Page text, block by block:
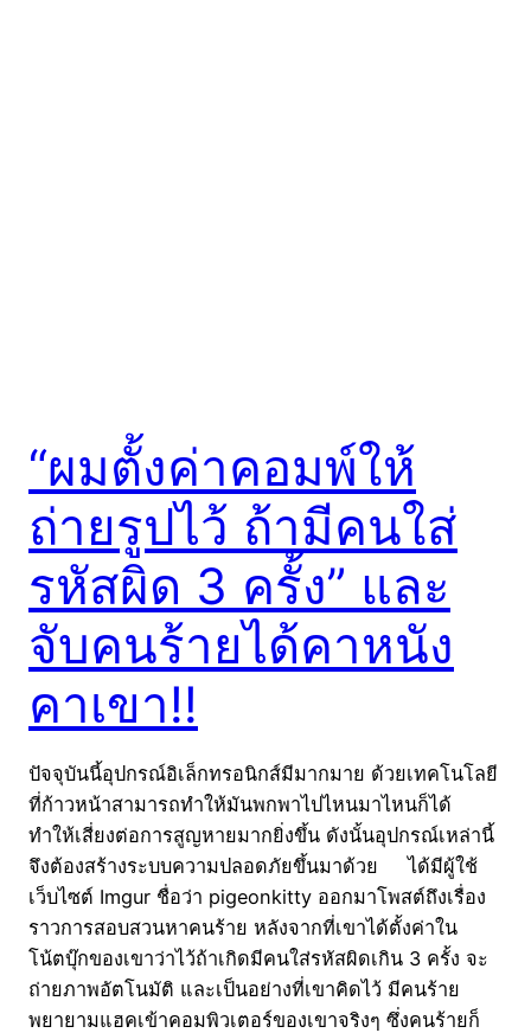
“ผมตั้งค่าคอมพ์ให้
ถ่ายรูปไว้ ถ้ามีคนใส่
รหัสผิด 3 ครั้ง” และ
จับคนร้ายได้คาหนัง
คาเขา!!
ปัจจุบันนี้อุปกรณ์อิเล็กทรอนิกส์มีมากมาย ด้วยเทคโนโลยี
ที่ก้าวหน้าสามารถทำให้มันพกพาไปไหนมาไหนก็ได้
ทำให้เสี่ยงต่อการสูญหายมากยิ่งขึ้น ดังนั้นอุปกรณ์เหล่านี้
จึงต้องสร้างระบบความปลอดภัยขึ้นมาด้วย ได้มีผู้ใช้
เว็บไซต์ Imgur ชื่อว่า pigeonkitty ออกมาโพสต์ถึงเรื่อง
ราวการสอบสวนหาคนร้าย หลังจากที่เขาได้ตั้งค่าใน
โน้ตบุ๊กของเขาว่าไว้ถ้าเกิดมีคนใส่รหัสผิดเกิน 3 ครั้ง จะ
ถ่ายภาพอัตโนมัติ และเป็นอย่างที่เขาคิดไว้ มีคนร้าย
พยายามแฮคเข้าคอมพิวเตอร์ของเขาจริงๆ ซึ่งคนร้ายก็